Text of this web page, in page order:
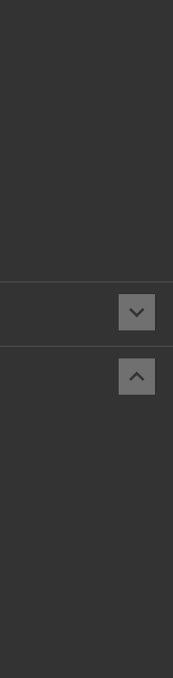
keyboard_arrow_down
keyboard_arrow_up